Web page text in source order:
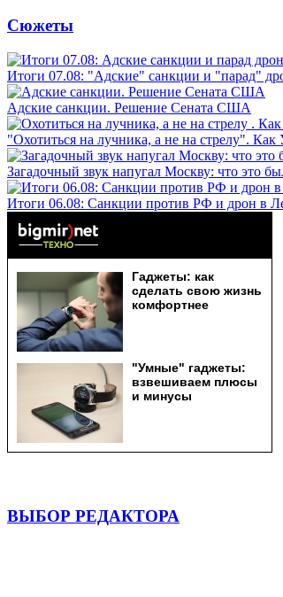
Сюжеты
Итоги 07.08: "Адские" санкции и "парад"
Адские санкции. Решение Сената США
"Охотиться на лучника, а не на стрелу". Как
Загадочный звук напугал Москву: что это
Итоги 06.08: Санкции против РФ и дрон в
ВЫБОР РЕДАКТОРА